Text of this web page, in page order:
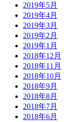
2019年5月
2019年4月
2019年3月
2019年2月
2019年1月
2018年12月
2018年11月
2018年10月
2018年9月
2018年8月
2018年7月
2018年6月